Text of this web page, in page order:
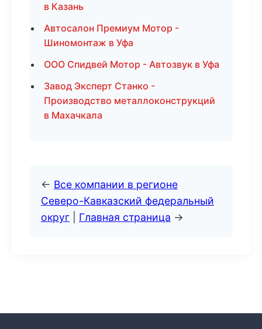
в Казань
Автосалон Премиум Мотор -
Шиномонтаж в Уфа
ООО Спидвей Мотор - Автозвук в Уфа
Завод Эксперт Станко -
Производство металлоконструкций
в Махачкала
← Все компании в регионе
Северо-Кавказский федеральный
округ
Главная страница →